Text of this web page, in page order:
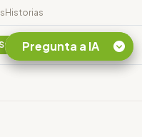
Historias
Pregunta a IA